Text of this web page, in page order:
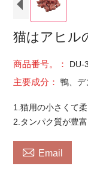
猫はアヒル
商品番号。： DU-
主要成分：鴨、デ
1.猫用の小さくて
2.タンパク質が豊富
 Email